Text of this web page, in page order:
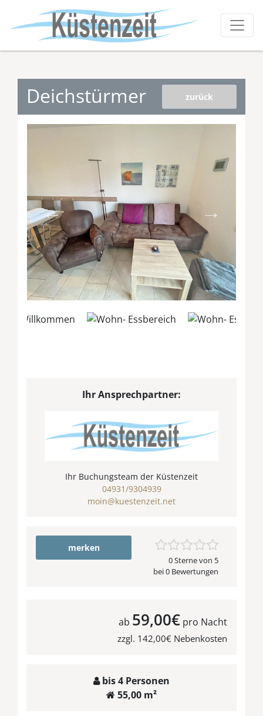
Deichstürmer zurück
Ihr Ansprechpartner:
Ihr Buchungsteam der Küstenzeit
04931/9304939
moin@kuestenzeit.net
merken
0 Sterne von 5
bei 0 Bewertungen
ab 59,00€ pro Nacht
zzgl. 142,00€ Nebenkosten
bis 4 Personen
55,00 m²